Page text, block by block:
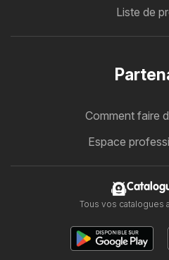
Liste de
Comment faire
Espace
Tous vos catalogues